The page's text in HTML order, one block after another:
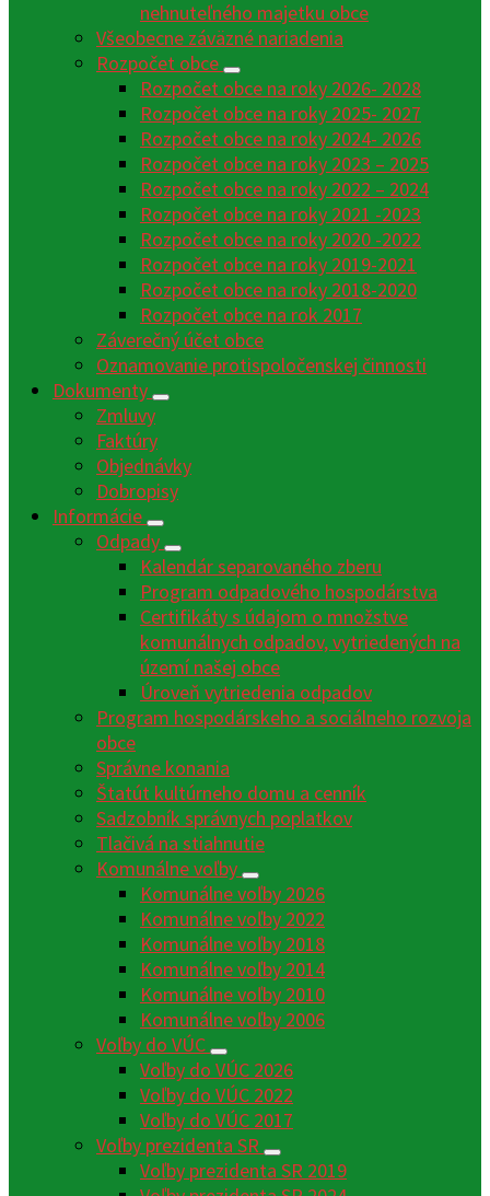
nehnuteľného majetku obce
Všeobecne záväzné nariadenia
Rozpočet obce
Rozpočet obce na roky 2026- 2028
Rozpočet obce na roky 2025- 2027
Rozpočet obce na roky 2024- 2026
Rozpočet obce na roky 2023 – 2025
Rozpočet obce na roky 2022 – 2024
Rozpočet obce na roky 2021 -2023
Rozpočet obce na roky 2020 -2022
Rozpočet obce na roky 2019-2021
Rozpočet obce na roky 2018-2020
Rozpočet obce na rok 2017
Záverečný účet obce
Oznamovanie protispoločenskej činnosti
Dokumenty
Zmluvy
Faktúry
Objednávky
Dobropisy
Informácie
Odpady
Kalendár separovaného zberu
Program odpadového hospodárstva
Certifikáty s údajom o množstve
komunálnych odpadov, vytriedených na
území našej obce
Úroveň vytriedenia odpadov
Program hospodárskeho a sociálneho rozvoja
obce
Správne konania
Štatút kultúrneho domu a cenník
Sadzobník správnych poplatkov
Tlačivá na stiahnutie
Komunálne voľby
Komunálne voľby 2026
Komunálne voľby 2022
Komunálne voľby 2018
Komunálne voľby 2014
Komunálne voľby 2010
Komunálne voľby 2006
Voľby do VÚC
Voľby do VÚC 2026
Voľby do VÚC 2022
Voľby do VÚC 2017
Voľby prezidenta SR
Voľby prezidenta SR 2019